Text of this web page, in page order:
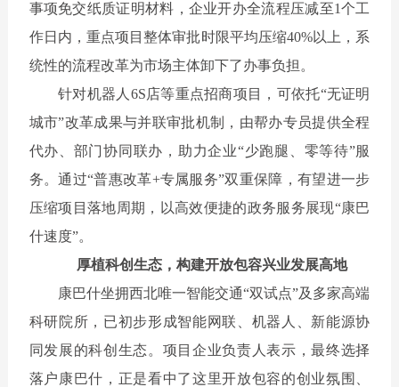
事项免交纸质证明材料，企业开办全流程压减至1个工
作日内，重点项目整体审批时限平均压缩40%以上，系
统性的流程改革为市场主体卸下了办事负担。
针对机器人 6S店等重点招商项目，可依托“无证明
城市”改革成果与并联审批机制，由帮办专员提供全程
代办、部门协同联办，助力企业“少跑腿、零等待”服
务。通过“普惠改革+专属服务”双重保障，有望进一步
压缩项目落地周期，以高效便捷的政务服务展现“康巴
什速度”。
厚植科创生态，构建开放包容兴业发展高地
康巴什坐拥西北唯一智能交通“双试点”及多家高端
科研院所，已初步形成智能网联、机器人、新能源协
同发展的科创生态。 项目企业负责人表示 ，最终选择
落户康巴什，正是看中了这里开放包容的创业氛围、